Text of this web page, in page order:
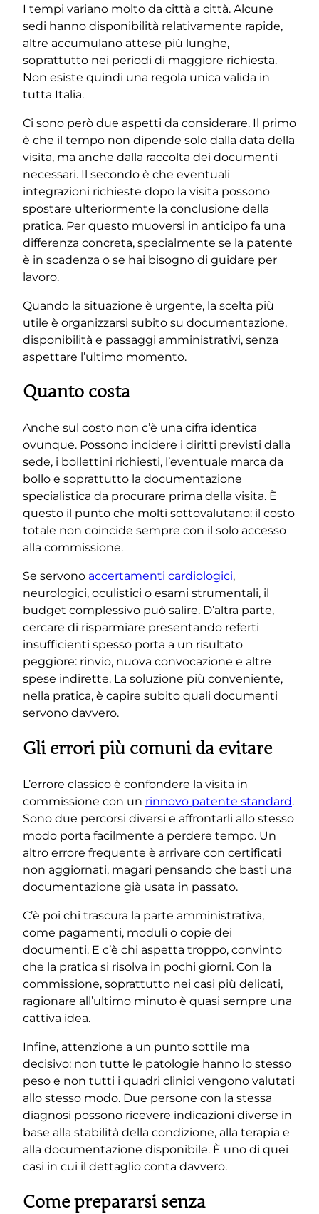
I tempi variano molto da città a città. Alcune
sedi hanno disponibilità relativamente rapide,
altre accumulano attese più lunghe,
soprattutto nei periodi di maggiore richiesta.
Non esiste quindi una regola unica valida in
tutta Italia.
Ci sono però due aspetti da considerare. Il primo
è che il tempo non dipende solo dalla data della
visita, ma anche dalla raccolta dei documenti
necessari. Il secondo è che eventuali
integrazioni richieste dopo la visita possono
spostare ulteriormente la conclusione della
pratica. Per questo muoversi in anticipo fa una
differenza concreta, specialmente se la patente
è in scadenza o se hai bisogno di guidare per
lavoro.
Quando la situazione è urgente, la scelta più
utile è organizzarsi subito su documentazione,
disponibilità e passaggi amministrativi, senza
aspettare l’ultimo momento.
Quanto costa
Anche sul costo non c’è una cifra identica
ovunque. Possono incidere i diritti previsti dalla
sede, i bollettini richiesti, l’eventuale marca da
bollo e soprattutto la documentazione
specialistica da procurare prima della visita. È
questo il punto che molti sottovalutano: il costo
totale non coincide sempre con il solo accesso
alla commissione.
Se servono accertamenti cardiologici,
neurologici, oculistici o esami strumentali, il
budget complessivo può salire. D’altra parte,
cercare di risparmiare presentando referti
insufficienti spesso porta a un risultato
peggiore: rinvio, nuova convocazione e altre
spese indirette. La soluzione più conveniente,
nella pratica, è capire subito quali documenti
servono davvero.
Gli errori più comuni da evitare
L’errore classico è confondere la visita in
commissione con un rinnovo patente standard.
Sono due percorsi diversi e affrontarli allo stesso
modo porta facilmente a perdere tempo. Un
altro errore frequente è arrivare con certificati
non aggiornati, magari pensando che basti una
documentazione già usata in passato.
C’è poi chi trascura la parte amministrativa,
come pagamenti, moduli o copie dei
documenti. E c’è chi aspetta troppo, convinto
che la pratica si risolva in pochi giorni. Con la
commissione, soprattutto nei casi più delicati,
ragionare all’ultimo minuto è quasi sempre una
cattiva idea.
Infine, attenzione a un punto sottile ma
decisivo: non tutte le patologie hanno lo stesso
peso e non tutti i quadri clinici vengono valutati
allo stesso modo. Due persone con la stessa
diagnosi possono ricevere indicazioni diverse in
base alla stabilità della condizione, alla terapia e
alla documentazione disponibile. È uno di quei
casi in cui il dettaglio conta davvero.
Come prepararsi senza